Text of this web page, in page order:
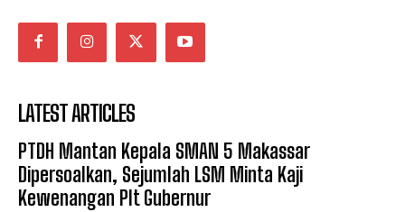
LATEST ARTICLES
PTDH Mantan Kepala SMAN 5 Makassar
Dipersoalkan, Sejumlah LSM Minta Kaji
Kewenangan Plt Gubernur